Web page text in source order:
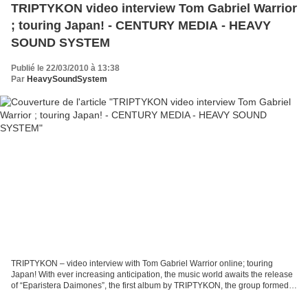
TRIPTYKON video interview Tom Gabriel Warrior
; touring Japan! - CENTURY MEDIA - HEAVY
SOUND SYSTEM
Publié le 22/03/2010 à 13:38
Par HeavySoundSystem
TRIPTYKON – video interview with Tom Gabriel Warrior online; touring
Japan! With ever increasing anticipation, the music world awaits the release
of “Eparistera Daimones”, the first album by TRIPTYKON, the group formed